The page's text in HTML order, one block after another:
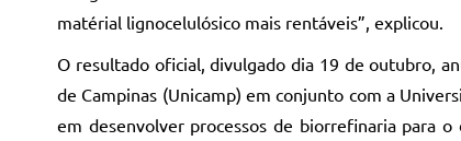
matérial lignocelulósico mais rentáveis”, explicou.
O resultado oficial, divulgado dia 19 de outubro,
de Campinas (Unicamp) em conjunto com a
em desenvolver processos de biorrefinaria para